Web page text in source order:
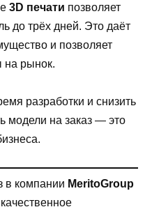
3D печати позволяет
до трёх дней. Это даёт
и позволяет
на рынок.
разработки и снизить
модели на заказ — это
в компании MeritoGroup